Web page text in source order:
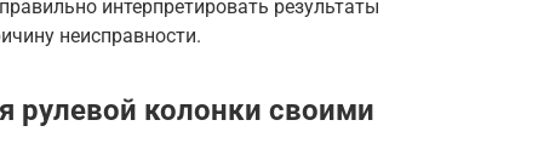
интерпретировать результаты
неисправности.
рулевой колонки своими